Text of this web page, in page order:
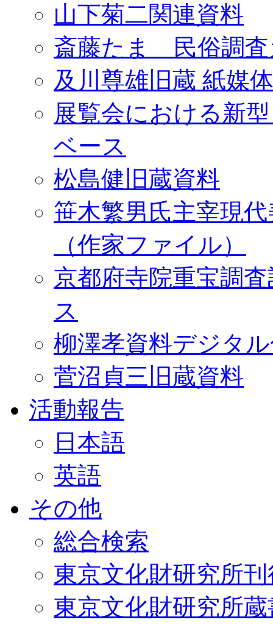
山下菊二関連資料
斎藤たま 民俗調査
及川尊雄旧蔵 紙媒
展覧会における新
ベース
松島健旧蔵資料
笹木繁男氏主宰現
（作家ファイル）
京都府寺院重宝調
ス
柳澤孝資料デジタ
菅沼貞三旧蔵資料
活動報告
日本語
英語
その他
総合検索
東京文化財研究所
東京文化財研究所